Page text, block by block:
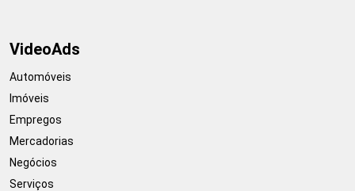
VideoAds
Automóveis
Imóveis
Empregos
Mercadorias
Negócios
Serviços